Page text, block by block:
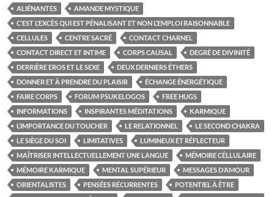
ALIÉNANTES
AMANDE MYSTIQUE
C’EST L’EXCÈS QUI EST PÉNALISANT ET NON L’EMPLOI RAISONNABLE
CELLULES
CENTRE SACRÉ
CONTACT CHARNEL
CONTACT DIRECT ET INTIME
CORPS CAUSAL
DEGRÉ DE DIVINITÉ
DERRIÈRE EROS ET LE SEXE
DEUX DERNIERS ÉTHERS
DONNER ET À PRENDRE DU PLAISIR
ÉCHANGE ÉNERGÉTIQUE
FAIRE CORPS
FORUM PSUKELOGOS
FREE HUGS
INFORMATIONS
INSPIRANTES MÉDITATIONS
KARMIQUE
L’IMPORTANCE DU TOUCHER
LE RELATIONNEL
LE SECOND CHAKRA
LE SIÈGE DU SOI
LIMITATIVES
LUMINEUX ET RÉFLECTEUR
MAÎTRISER INTELLECTUELLEMENT UNE LANGUE
MÉMOIRE CÉLLULAIRE
MÉMOIRE KARMIQUE
MENTAL SUPÉRIEUR
MESSAGES D’AMOUR
ORIENTALISTES
PENSÉES RÉCURRENTES
POTENTIEL À ÊTRE